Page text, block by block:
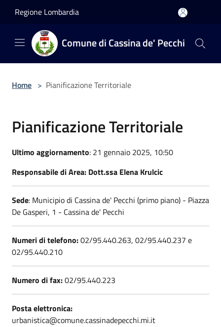
Regione Lombardia
Comune di Cassina de' Pecchi
Home > Pianificazione Territoriale
Pianificazione Territoriale
Ultimo aggiornamento: 21 gennaio 2025, 10:50
Responsabile di Area: Dott.ssa Elena Krulcic
Sede: Municipio di Cassina de' Pecchi (primo piano) - Piazza
De Gasperi, 1 - Cassina de' Pecchi
Numeri di telefono:02/95.440.263, 02/95.440.237 e
02/95.440.210
Numero di fax:02/95.440.223
Posta elettronica:
urbanistica@comune.cassinadepecchi.mi.it